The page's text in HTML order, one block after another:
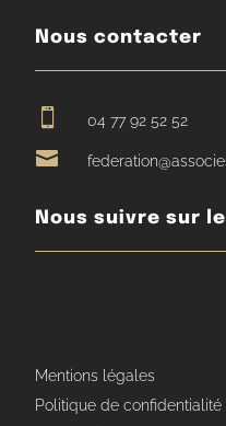
Nous contacter
 04 77 92 52 52

Nous suivre sur
Mentions légales
Politique de confidentialité